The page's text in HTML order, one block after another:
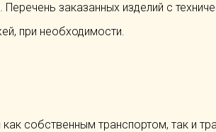
Перечень заказанных изделий с
при необходимости.
собственным транспортом, так и